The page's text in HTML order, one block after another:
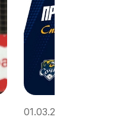
01.03.2025, 19:13 /